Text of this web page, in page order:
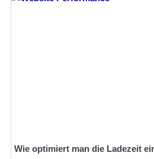
Wie optimiert man die Ladezeit